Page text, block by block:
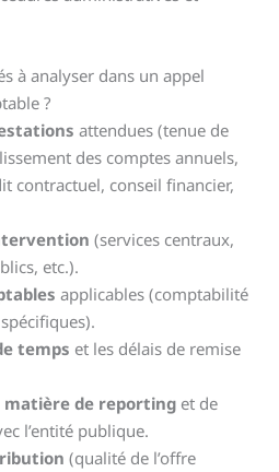
à analyser dans un appel
?
attendues (tenue de
des comptes annuels,
contractuel, conseil financier,
(services centraux,
etc.).
applicables (comptabilité
temps et les délais de remise
matière de reporting et de
l’entité publique.
(qualité de l’offre